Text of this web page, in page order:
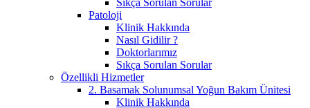
Patoloji
Klinik Hakkında
Nasıl Gidilir ?
Doktorlarımız
Sıkça Sorulan Sorular
Özellikli Hizmetler
2. Basamak Solunumsal Yoğun Bakım Ünitesi
Klinik Hakkında